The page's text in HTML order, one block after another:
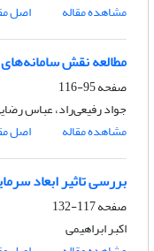
مشاهده مقاله
اصل
مطالعه نقش
صفحه95-116
جواد رفیعی‌راد، عباس
مشاهده مقاله
اصل
بررسی تاثیر ابعاد
صفحه117-132
اکبر ابراهیمی